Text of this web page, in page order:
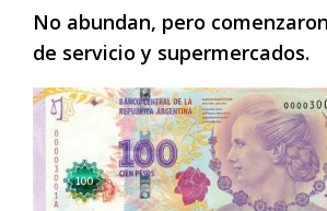
No abundan, pero
de servicio y supermercados.